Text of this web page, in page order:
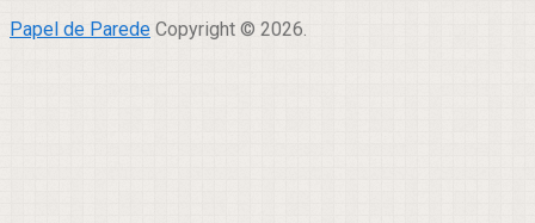
Papel de Parede Copyright © 2026.